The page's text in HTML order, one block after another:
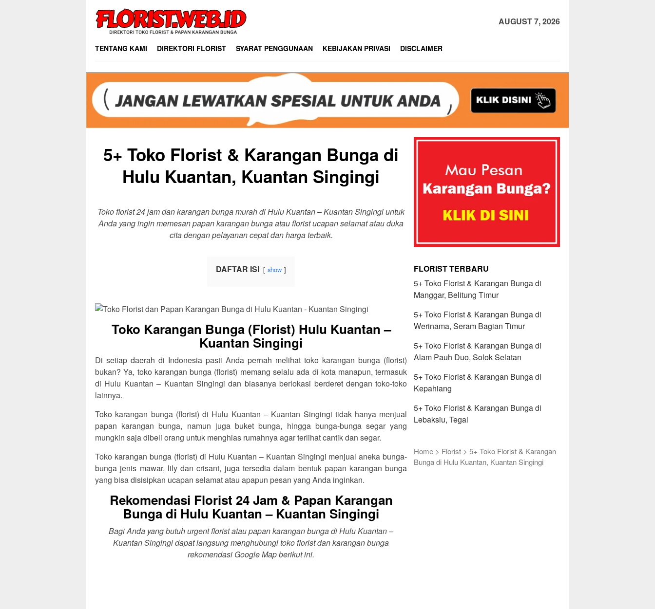
content
AUGUST 7, 2026
TENTANG KAMI DIREKTORI FLORIST SYARAT PENGGUNAAN KEBIJAKAN PRIVASI DISCLAIMER
5+ Toko Florist & Karangan Bunga di
Hulu Kuantan, Kuantan Singingi
Toko florist 24 jam dan karangan bunga murah di Hulu Kuantan – Kuantan Singingi untuk
Anda yang ingin memesan papan karangan bunga atau florist ucapan selamat atau duka
cita dengan pelayanan cepat dan harga terbaik.
DAFTAR ISI show
Toko Karangan Bunga (Florist) Hulu Kuantan –
Kuantan Singingi
Di setiap daerah di Indonesia pasti Anda pernah melihat toko karangan bunga (florist)
bukan? Ya, toko karangan bunga (florist) memang selalu ada di kota manapun, termasuk
di Hulu Kuantan – Kuantan Singingi dan biasanya berlokasi berderet dengan toko-toko
lainnya.
Toko karangan bunga (florist) di Hulu Kuantan – Kuantan Singingi tidak hanya menjual
papan karangan bunga, namun juga buket bunga, hingga bunga-bunga segar yang
mungkin saja dibeli orang untuk menghias rumahnya agar terlihat cantik dan segar.
Toko karangan bunga (florist) di Hulu Kuantan – Kuantan Singingi menjual aneka bunga-
bunga jenis mawar, lily dan crisant, juga tersedia dalam bentuk papan karangan bunga
yang bisa disisipkan ucapan selamat atau apapun pesan yang Anda inginkan.
Rekomendasi Florist 24 Jam & Papan Karangan
Bunga di Hulu Kuantan – Kuantan Singingi
Bagi Anda yang butuh urgent florist atau papan karangan bunga di Hulu Kuantan –
Kuantan Singingi dapat langsung menghubungi toko florist dan karangan bunga
rekomendasi Google Map berikut ini.
FLORIST TERBARU
5+ Toko Florist & Karangan Bunga di
Manggar, Belitung Timur
5+ Toko Florist & Karangan Bunga di
Werinama, Seram Bagian Timur
5+ Toko Florist & Karangan Bunga di
Alam Pauh Duo, Solok Selatan
5+ Toko Florist & Karangan Bunga di
Kepahiang
5+ Toko Florist & Karangan Bunga di
Lebaksiu, Tegal
Home > Florist >5+ Toko Florist & Karangan
Bunga di Hulu Kuantan, Kuantan Singingi